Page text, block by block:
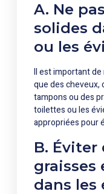
A. Ne
solides
ou les
Il est important
que des cheveux,
tampons ou des
toilettes ou les
appropriées pour
B. Éviter
graisses
dans les